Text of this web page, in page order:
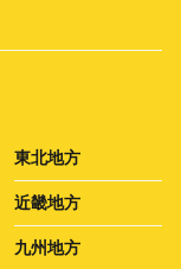
東北地方
近畿地方
九州地方